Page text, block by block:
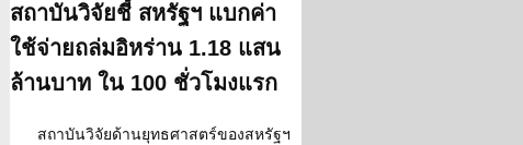
สถาบันวิจัยชี้ สหรัฐฯ แบกค่า
ใช้จ่ายถล่มอิหร่าน 1.18 แสน
ล้านบาท ใน 100 ชั่วโมงแรก
สถาบันวิจัยด้านยุทธศาสตร์ของสหรัฐฯ